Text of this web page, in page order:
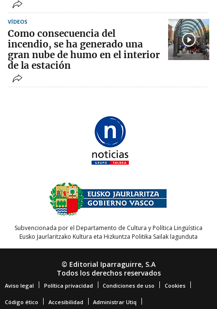
VÍDEOS
Como consecuencia del
incendio, se ha generado una
gran nube de humo en el interior
de la estación
Subvencionada por el Departamento de Cultura y Política Lingüística
Eusko Jaurlaritzako Kultura eta Hizkuntza Politika Sailak lagunduta
© Editorial Iparraguirre, S.A
Todos los derechos reservados
Aviso legal Política privacidad Condiciones de uso Cookies
Código ético Accesibilidad Administrar Utiq